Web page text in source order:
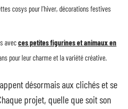
cosys pour l’hiver, décorations festives
avecces petites figurines et animaux en
pour leur charme et la variété créative.
désormais aux clichés et se
projet, quelle que soit son